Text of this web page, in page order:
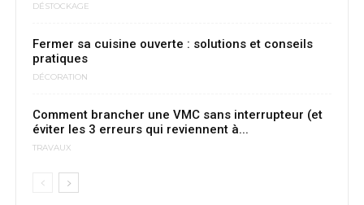
DÉSTOCKAGE
Fermer sa cuisine ouverte : solutions et conseils
pratiques
DÉCORATION
Comment brancher une VMC sans interrupteur (et
éviter les 3 erreurs qui reviennent à...
TRAVAUX